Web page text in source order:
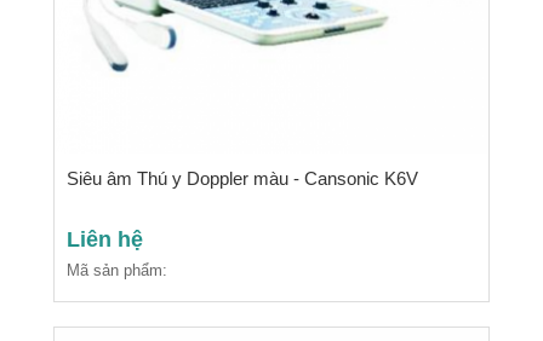
Siêu âm Thú y Doppler màu - Cansonic K6V
Liên hệ
Mã sản phẩm: